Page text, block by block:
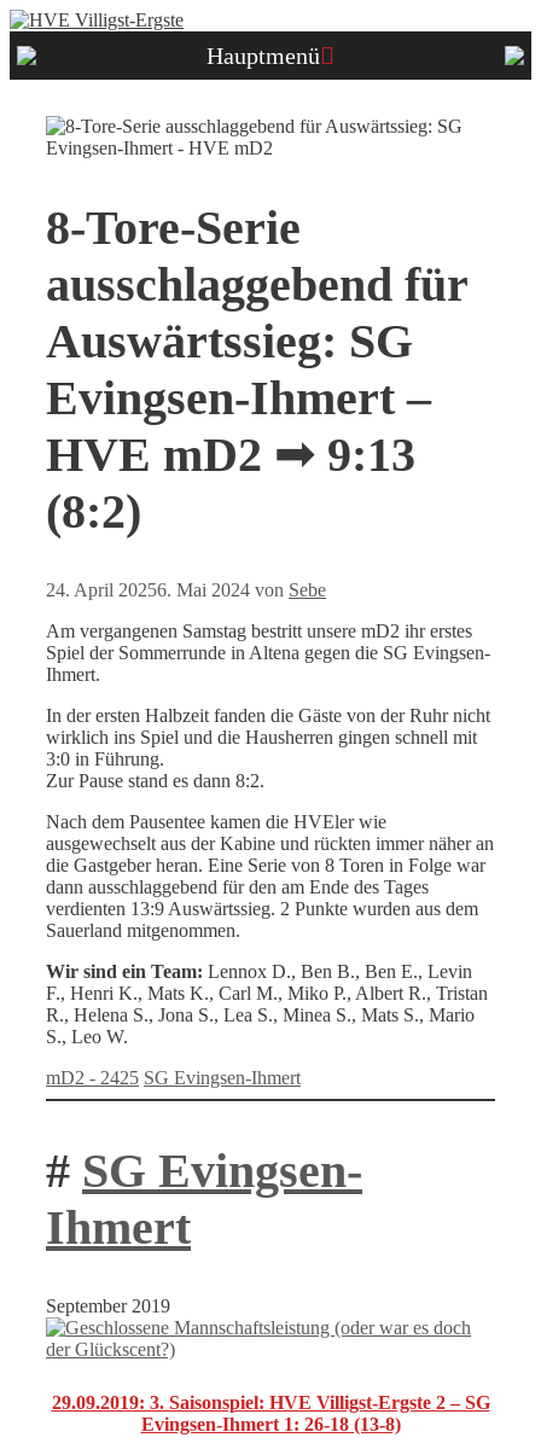
Zum
springen
Hauptmenü
8-Tore-Serie
ausschlaggebend für
Auswärtssieg: SG
Evingsen-Ihmert –
HVE mD2 ➟ 9:13
(8:2)
24. April 20256. Mai 2024 von Sebe
Am vergangenen Samstag bestritt unsere mD2 ihr erstes
Spiel der Sommerrunde in Altena gegen die SG Evingsen-
Ihmert.
In der ersten Halbzeit fanden die Gäste von der Ruhr nicht
wirklich ins Spiel und die Hausherren gingen schnell mit
3:0 in Führung.
Zur Pause stand es dann 8:2.
Nach dem Pausentee kamen die HVEler wie
ausgewechselt aus der Kabine und rückten immer näher an
die Gastgeber heran. Eine Serie von 8 Toren in Folge war
dann ausschlaggebend für den am Ende des Tages
verdienten 13:9 Auswärtssieg. 2 Punkte wurden aus dem
Sauerland mitgenommen.
Wir sind ein Team: Lennox D., Ben B., Ben E., Levin
F., Henri K., Mats K., Carl M., Miko P., Albert R., Tristan
R., Helena S., Jona S., Lea S., Minea S., Mats S., Mario
S., Leo W.
Kategorien
mD2 - 2425 Schlagwörter
SG Evingsen-Ihmert
# SG Evingsen-
Ihmert
September 2019
29.09.2019: 3. Saisonspiel: HVE Villigst-Ergste 2 – SG
Evingsen-Ihmert 1: 26-18 (13-8)